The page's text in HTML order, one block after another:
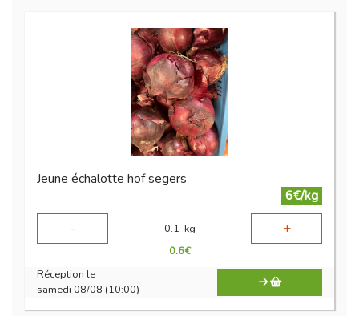
Jeune échalotte hof segers
6€/kg
-
0.1 kg +
0.6€
Réception le
samedi 08/08 (10:00)